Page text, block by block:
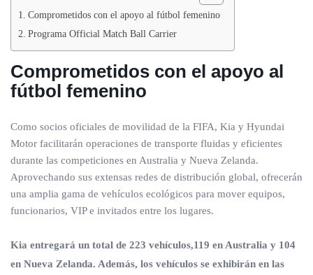
Comprometidos con el apoyo al fútbol femenino
Programa Official Match Ball Carrier
Comprometidos con el apoyo al
fútbol femenino
Como socios oficiales de movilidad de la FIFA, Kia y Hyundai
Motor facilitarán operaciones de transporte fluidas y eficientes
durante las competiciones en Australia y Nueva Zelanda.
Aprovechando sus extensas redes de distribución global, ofrecerán
una amplia gama de vehículos ecológicos para mover equipos,
funcionarios, VIP e invitados entre los lugares.
Kia entregará un total de 223 vehículos,119 en Australia y 104
en Nueva Zelanda. Además, los vehículos se exhibirán en las